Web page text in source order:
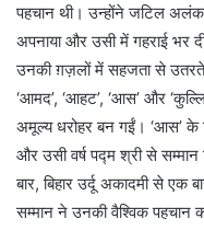
पहचान थी। उन्होंने जटिल
अपनाया और उसी में गहराई भर
उनकी ग़ज़लों में सहजता से उतरते
‘आमद’, ‘आहट’, ‘आस’ और
अमूल्य धरोहर बन गईं। ‘आस’ के
और उसी वर्ष पद्म श्री से सम्मान
बार, बिहार उर्दू अकादमी से एक
सम्मान ने उनकी वैश्विक पहचान